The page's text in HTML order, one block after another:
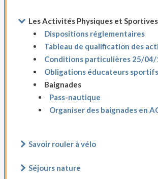
Les Activités Physiques et Sportives
Dispositions réglementaires
Tableau de qualification des
Conditions particulières 25/04/
Obligations éducateurs sportifs
Baignades
Pass-nautique
Organiser des baignades en
Savoir rouler à vélo
Séjours nature